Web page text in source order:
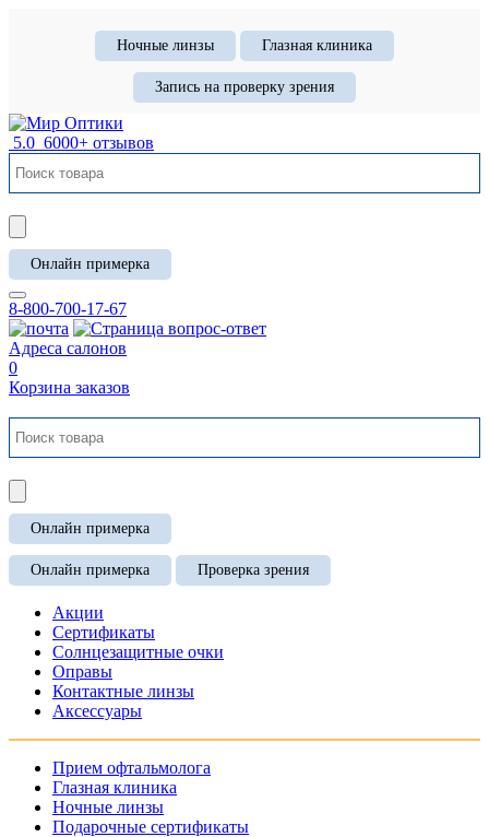
Ночные линзы Глазная клиника
Запись на проверку зрения
5.0 6000+ отзывов
Онлайн примерка
8-800-700-17-67
Адреса салонов
0
Корзина заказов
Онлайн примерка
Онлайн примерка Проверка зрения
Акции
Сертификаты
Солнцезащитные очки
Оправы
Контактные линзы
Аксессуары
Прием офтальмолога
Глазная клиника
Ночные линзы
Подарочные сертификаты